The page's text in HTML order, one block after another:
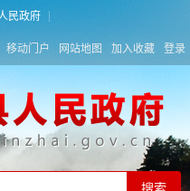
民政府
移动门户 网站地图 加入收藏 登录